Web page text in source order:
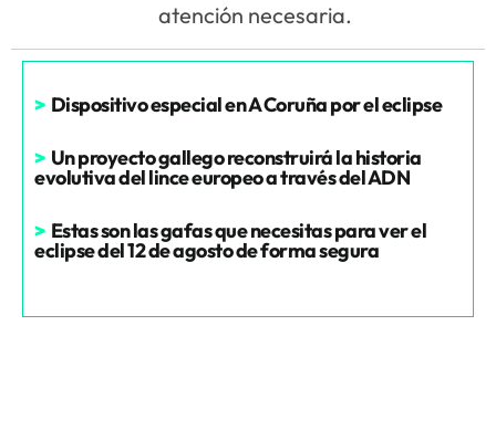
atención necesaria.
> Dispositivo especial en A Coruña por el eclipse
> Un proyecto gallego reconstruirá la historia
evolutiva del lince europeo a través del ADN
> Estas son las gafas que necesitas para ver el
eclipse del 12 de agosto de forma segura